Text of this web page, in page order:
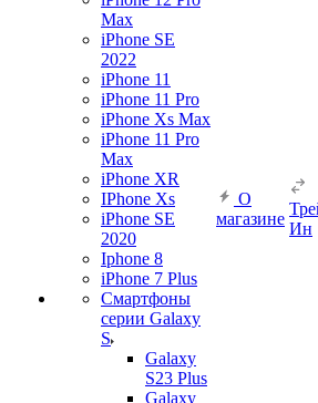
Max
iPhone SE
2022
iPhone 11
iPhone 11 Pro
iPhone Xs Max
iPhone 11 Pro
Max
iPhone XR
IPhone Xs
iPhone SE
2020
Iphone 8
iPhone 7 Plus
Смартфоны
серии Galaxy
S
Galaxy
S23 Plus
Galaxy
О
магазине
Ин